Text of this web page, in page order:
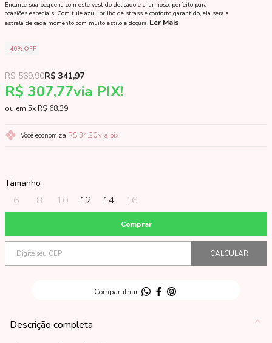
Encante sua pequena com este vestido delicado e charmoso, perfeito para
ocasiões especiais. Com tule azul, brilho de strass e conforto garantido, ela será a
estrela de cada momento com muito estilo e doçura. Ler Mais
40% OFF
R$ 307,77via PIX!
R$ 569,90R$ 341,97
5x R$ 68,39
Você economiza R$ 34,20via pix
Tamanho
6 8 10 12 14 16
Descrição completa